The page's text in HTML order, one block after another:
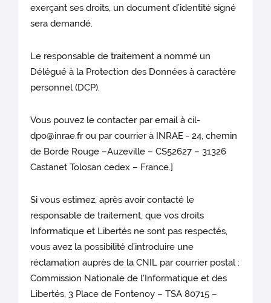
exerçant ses droits, un document d’identité signé
sera demandé.
Le responsable de traitement a nommé un
Délégué à la Protection des Données à caractère
personnel (DCP).
Vous pouvez le contacter par email à cil-
dpo@inrae.fr ou par courrier à INRAE - 24, chemin
de Borde Rouge –Auzeville – CS52627 – 31326
Castanet Tolosan cedex – France.]
Si vous estimez, après avoir contacté le
responsable de traitement, que vos droits
Informatique et Libertés ne sont pas respectés,
vous avez la possibilité d’introduire une
réclamation auprès de la CNIL par courrier postal :
Commission Nationale de l'Informatique et des
Libertés, 3 Place de Fontenoy – TSA 80715 –